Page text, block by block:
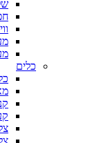
כלים